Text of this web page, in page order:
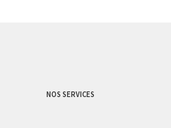
NOS SERVICES